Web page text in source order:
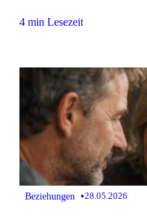
4 min Lesezeit
Beziehungen •28.05.2026